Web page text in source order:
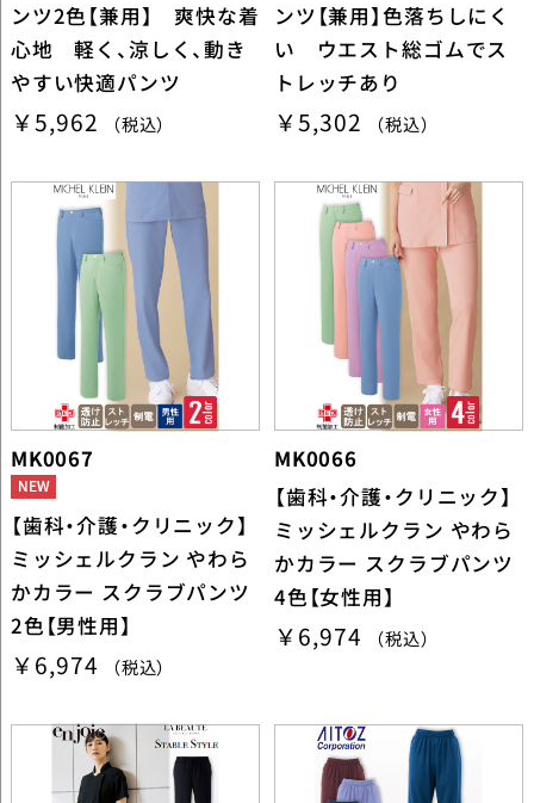
ンツ2色【兼用】 爽快な着
心地 軽く、涼しく、動き
やすい快適パンツ
￥5,962 （税込）
ンツ【兼用】色落ちしにく
い ウエスト総ゴムでス
トレッチあり
￥5,302 （税込）
MK0067
【歯科・介護・クリニック】
ミッシェルクラン やわら
かカラー スクラブパンツ
2色【男性用】
￥6,974 （税込）
MK0066
【歯科・介護・クリニック】
ミッシェルクラン やわら
かカラー スクラブパンツ
4色【女性用】
￥6,974 （税込）